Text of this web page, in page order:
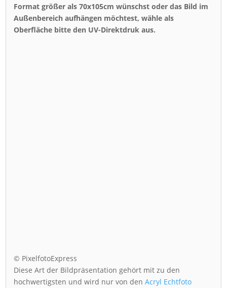
Format größer als 70x105cm wünschst oder das Bild im
Außenbereich aufhängen möchtest, wähle als
Oberfläche bitte den UV-Direktdruk aus.
© PixelfotoExpress
Diese Art der Bildpräsentation gehört mit zu den
hochwertigsten und wird nur von denAcryl Echtfoto